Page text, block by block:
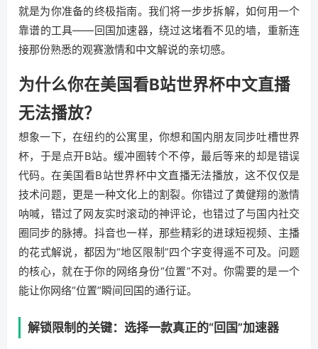
就是为你准备的终极指南。我们将一步步拆解，如何用一个
靠谱的工具——回国加速器，绕过这堵看不见的墙，重新连
接那份熟悉的观赛激情和中文解说的亲切感。
为什么你在美国看B站世界杯中文直播
无法播放？
想象一下，在纽约的公寓里，你想和国内朋友同步吐槽世界
杯，于是点开B站。缓冲圈转个不停，最后等来的却是错误
代码。在美国看B站世界杯中文直播无法播放，这不仅仅是
技术问题，更是一种文化上的割裂。你错过了黄健翔的激情
呐喊，错过了网友实时滚动的神评论，也错过了与国内社交
圈同步的脉搏。抖音也一样，那些精彩的进球短视频、主播
的花式解说，都因为“地区限制”四个字变得遥不可及。问题
的核心，就在于你的网络身份“位置”不对。你需要的是一个
能让你网络“位置”瞬间回国的通行证。
解锁限制的关键：选择一款真正的“回国”加速器